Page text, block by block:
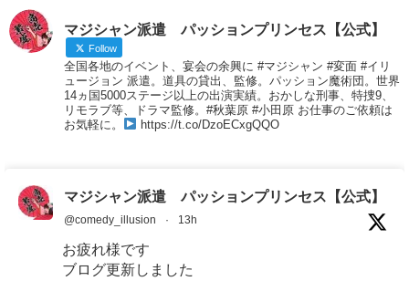
マジシャン派遣 パッションプリンセス【公式】
Follow
全国各地のイベント、宴会の余興に #マジシャン #変面 #イリ
ュージョン 派遣。道具の貸出、監修。パッション魔術団。世界
14ヵ国5000ステージ以上の出演実績。おかしな刑事、特捜9、
リモラブ等、ドラマ監修。#秋葉原 #小田原 お仕事のご依頼は
お気軽に。
https://t.co/DzoECxgQQO
マジシャン派遣 パッションプリンセス【公式】
@comedy_illusion · 13h
お疲れ様です
ブログ更新しました